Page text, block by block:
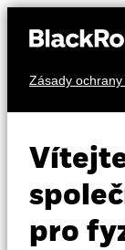
Zásady
pro
Vzdělávání
Individuální